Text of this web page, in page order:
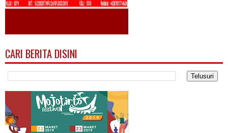
CARI BERITA DISINI